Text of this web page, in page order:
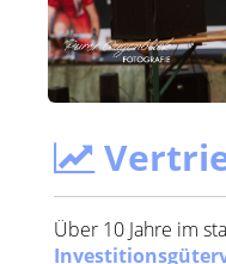
Über 10 Jahre im